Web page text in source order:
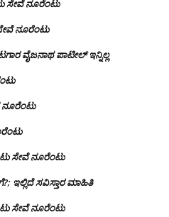
ಸೇವೆ ನೂರೆಂಟು
ನೂರೆಂಟು
ವೈಜನಾಥ ಪಾಟೀಲ್ ಇನ್ನಿಲ್ಲ
ನೂರೆಂಟು
ಸೇವೆ ನೂರೆಂಟು
ಇಲ್ಲಿದೆ ಸವಿಸ್ತಾರ ಮಾಹಿತಿ
ಸೇವೆ ನೂರೆಂಟು